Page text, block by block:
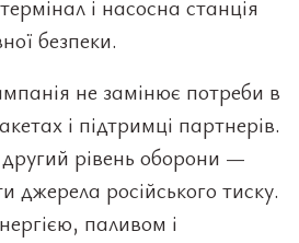
і насосна станція
безпеки.
не замінює потреби в
і підтримці партнерів.
рівень оборони —
джерела російського тиску.
паливом і